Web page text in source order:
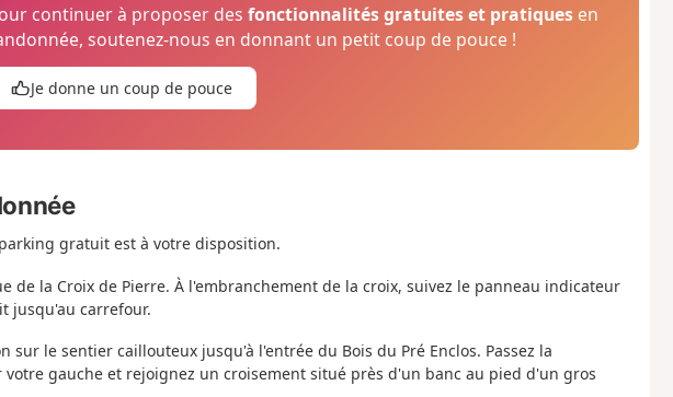
continuer à proposer desfonctionnalités gratuites et pratiques en
soutenez-nous en donnant un petit coup de pouce !
Je donne un coup de pouce
gratuit est à votre disposition.
de la Croix de Pierre. À l'embranchement de la croix, suivez le panneau indicateur
jusqu'au carrefour.
sur le sentier caillouteux jusqu'à l'entrée du Bois du Pré Enclos. Passez la
gauche et rejoignez un croisement situé près d'un banc au pied d'un gros